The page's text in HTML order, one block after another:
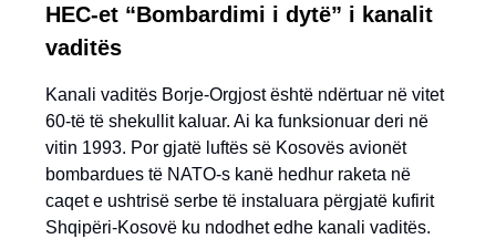
HEC-et “Bombardimi i dytë” i kanalit
vaditës
Kanali vaditës Borje-Orgjost është ndërtuar në vitet
60-të të shekullit kaluar. Ai ka funksionuar deri në
vitin 1993. Por gjatë luftës së Kosovës avionët
bombardues të NATO-s kanë hedhur raketa në
caqet e ushtrisë serbe të instaluara përgjatë kufirit
Shqipëri-Kosovë ku ndodhet edhe kanali vaditës.